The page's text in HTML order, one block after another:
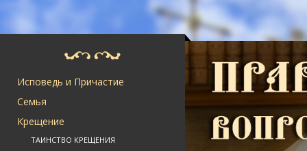
Исповедь и Причастие
Семья
Крещение
ТАИНСТВО КРЕЩЕНИЯ